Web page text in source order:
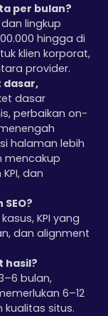
per bulan?
lingkup
hingga di
klien korporat,
provider.
dasar,
dasar
perbaikan on-
halaman lebih
mencakup
dan
KPI yang
dan alignment
hasil?
bulan,
6–12
situs.